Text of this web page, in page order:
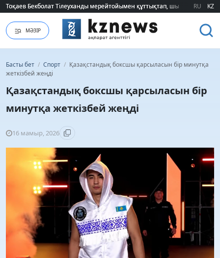
Тоқаев Бекболат Тілеуханды мерейтойымен құттықтап, шығармашылық
Тоқаев Бекболат Тілеуханды мерейтойымен құттықтап, шығармашылық
RU KZ
МӘЗІР
Басты бет / Спорт / Қазақстандық боксшы қарсыласын бір минутқа
жеткізбей жеңді
Қазақстандық боксшы қарсыласын бір
минутқа жеткізбей жеңді
16 мамыр, 2026